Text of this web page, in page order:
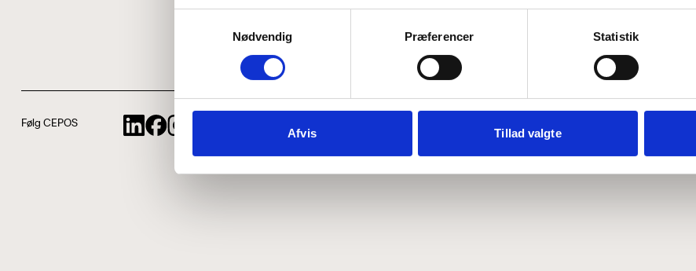
Nødvendig
Præferencer Statistik
Afvis Tillad valgte
Medarbejdere
Kontakt
ABCepos
Podcast
Følg CEPOS